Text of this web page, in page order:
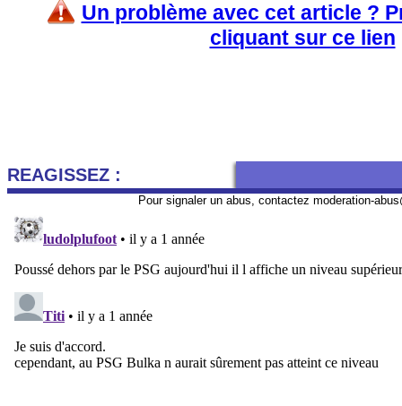
Un problème avec cet article ?
cliquant sur ce lien
REAGISSEZ :
Pour signaler un abus, contactez moderation-